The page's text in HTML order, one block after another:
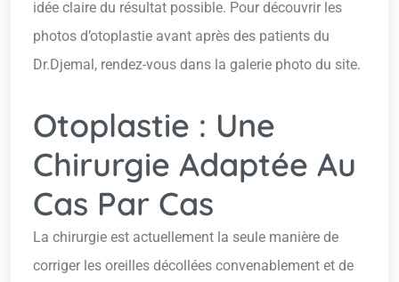
idée claire du résultat possible. Pour découvrir les
photos d’otoplastie avant après des patients du
Dr.Djemal, rendez-vous dans la galerie photo du site.
Otoplastie : Une
Chirurgie Adaptée Au
Cas Par Cas
La chirurgie est actuellement la seule manière de
corriger les oreilles décollées convenablement et de